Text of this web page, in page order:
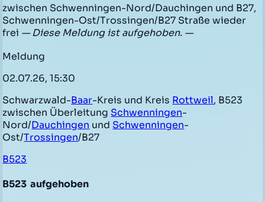
zwischen Schwenningen-Nord/Dauchingen und B27,
Schwenningen-Ost/Trossingen/B27 Straße wieder
frei — Diese Meldung ist aufgehoben. —
Meldung
02.07.26, 15:30
Schwarzwald-Baar-Kreis und Kreis Rottweil, B523
zwischen Überleitung Schwenningen-
Nord/Dauchingen und Schwenningen-
Ost/Trossingen/B27
B523
B523 aufgehoben